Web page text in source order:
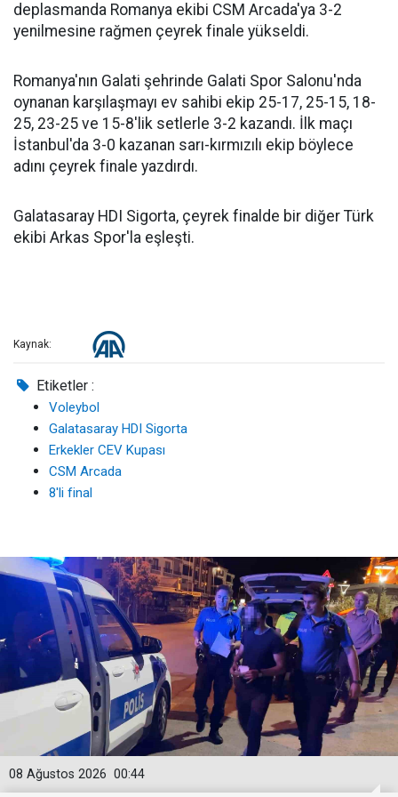
deplasmanda Romanya ekibi CSM Arcada'ya 3-2
yenilmesine rağmen çeyrek finale yükseldi.
Romanya'nın Galati şehrinde Galati Spor Salonu'nda
oynanan karşılaşmayı ev sahibi ekip 25-17, 25-15, 18-
25, 23-25 ve 15-8'lik setlerle 3-2 kazandı. İlk maçı
İstanbul'da 3-0 kazanan sarı-kırmızılı ekip böylece
adını çeyrek finale yazdırdı.
Galatasaray HDI Sigorta, çeyrek finalde bir diğer Türk
ekibi Arkas Spor'la eşleşti.
Kaynak:
Etiketler :
Voleybol
Galatasaray HDI Sigorta
Erkekler CEV Kupası
CSM Arcada
8'li final
00:44
08 Ağustos 2026